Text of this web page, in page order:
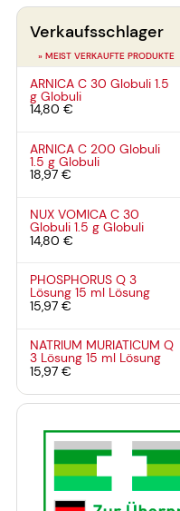
Verkaufsschlager
» MEIST VERKAUFTE PRODUKTE
ARNICA C 30 Globuli1.5
gGlobuli
14,80 €
ARNICA C 200 Globuli
1.5 gGlobuli
18,97 €
NUX VOMICA C 30
Globuli1.5 gGlobuli
14,80 €
PHOSPHORUS Q 3
Lösung15 ml Lösung
15,97 €
NATRIUM MURIATICUM Q
3 Lösung15 ml Lösung
15,97 €